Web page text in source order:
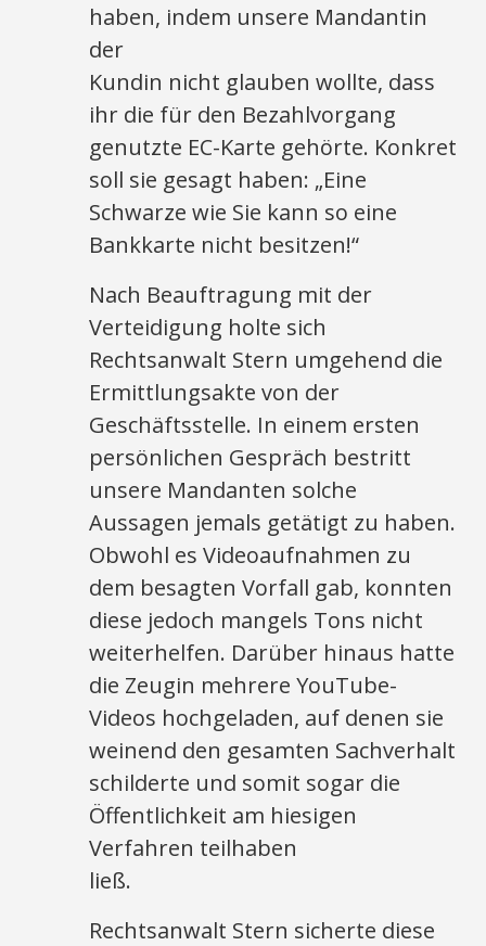
haben, indem unsere Mandantin
der
Kundin nicht glauben wollte, dass
ihr die für den Bezahlvorgang
genutzte EC-Karte gehörte. Konkret
soll sie gesagt haben: „Eine
Schwarze wie Sie kann so eine
Bankkarte nicht besitzen!“
Nach Beauftragung mit der
Verteidigung holte sich
Rechtsanwalt Stern umgehend die
Ermittlungsakte von der
Geschäftsstelle. In einem ersten
persönlichen Gespräch bestritt
unsere Mandanten solche
Aussagen jemals getätigt zu haben.
Obwohl es Videoaufnahmen zu
dem besagten Vorfall gab, konnten
diese jedoch mangels Tons nicht
weiterhelfen. Darüber hinaus hatte
die Zeugin mehrere YouTube-
Videos hochgeladen, auf denen sie
weinend den gesamten Sachverhalt
schilderte und somit sogar die
Öffentlichkeit am hiesigen
Verfahren teilhaben
ließ.
Rechtsanwalt Stern sicherte diese